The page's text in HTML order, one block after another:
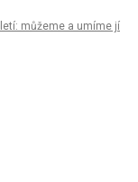
můžeme a umíme jí